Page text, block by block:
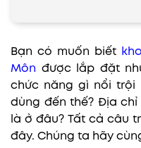
Bạn có muốn biết
Môn được lắp đặt
chức năng gì nổi trội
dùng đến thế? Địa
là ở đâu? Tất cả câu
đây. Chúng ta hãy